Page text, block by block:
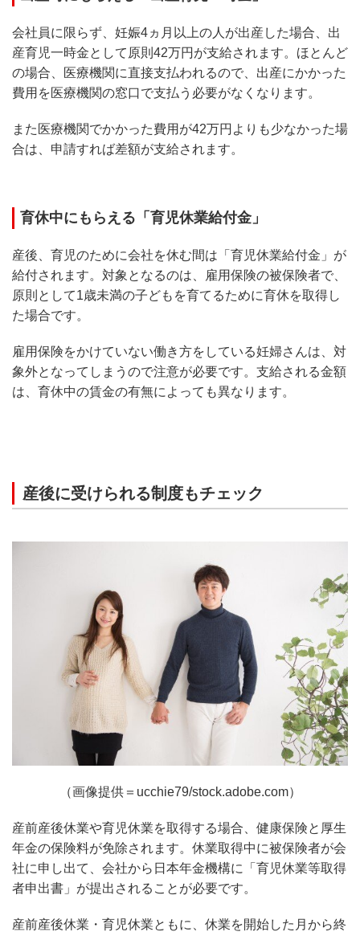
会社員に限らず、妊娠4ヵ月以上の人が出産した場合、出
産育児一時金として原則42万円が支給されます。ほとんど
の場合、医療機関に直接支払われるので、出産にかかった
費用を医療機関の窓口で支払う必要がなくなります。
また医療機関でかかった費用が42万円よりも少なかった場
合は、申請すれば差額が支給されます。
育休中にもらえる「育児休業給付金」
産後、育児のために会社を休む間は「育児休業給付金」が
給付されます。対象となるのは、雇用保険の被保険者で、
原則として1歳未満の子どもを育てるために育休を取得し
た場合です。
雇用保険をかけていない働き方をしている妊婦さんは、対
象外となってしまうので注意が必要です。支給される金額
は、育休中の賃金の有無によっても異なります。
産後に受けられる制度もチェック
（画像提供＝ucchie79/stock.adobe.com）
産前産後休業や育児休業を取得する場合、健康保険と厚生
年金の保険料が免除されます。休業取得中に被保険者が会
社に申し出て、会社から日本年金機構に「育児休業等取得
者申出書」が提出されることが必要です。
産前産後休業・育児休業ともに、休業を開始した月から終